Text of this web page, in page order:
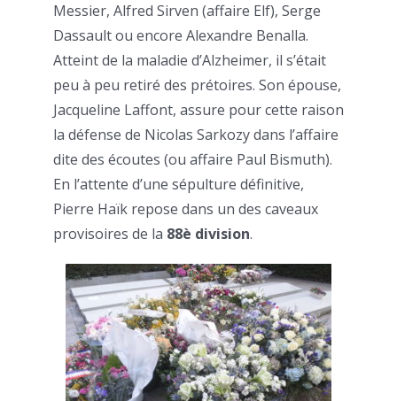
Messier, Alfred Sirven (affaire Elf), Serge
Dassault ou encore Alexandre Benalla.
Atteint de la maladie d’Alzheimer, il s’était
peu à peu retiré des prétoires. Son épouse,
Jacqueline Laffont, assure pour cette raison
la défense de Nicolas Sarkozy dans l’affaire
dite des écoutes (ou affaire Paul Bismuth).
En l’attente d’une sépulture définitive,
Pierre Haïk repose dans un des caveaux
provisoires de la 88è division.